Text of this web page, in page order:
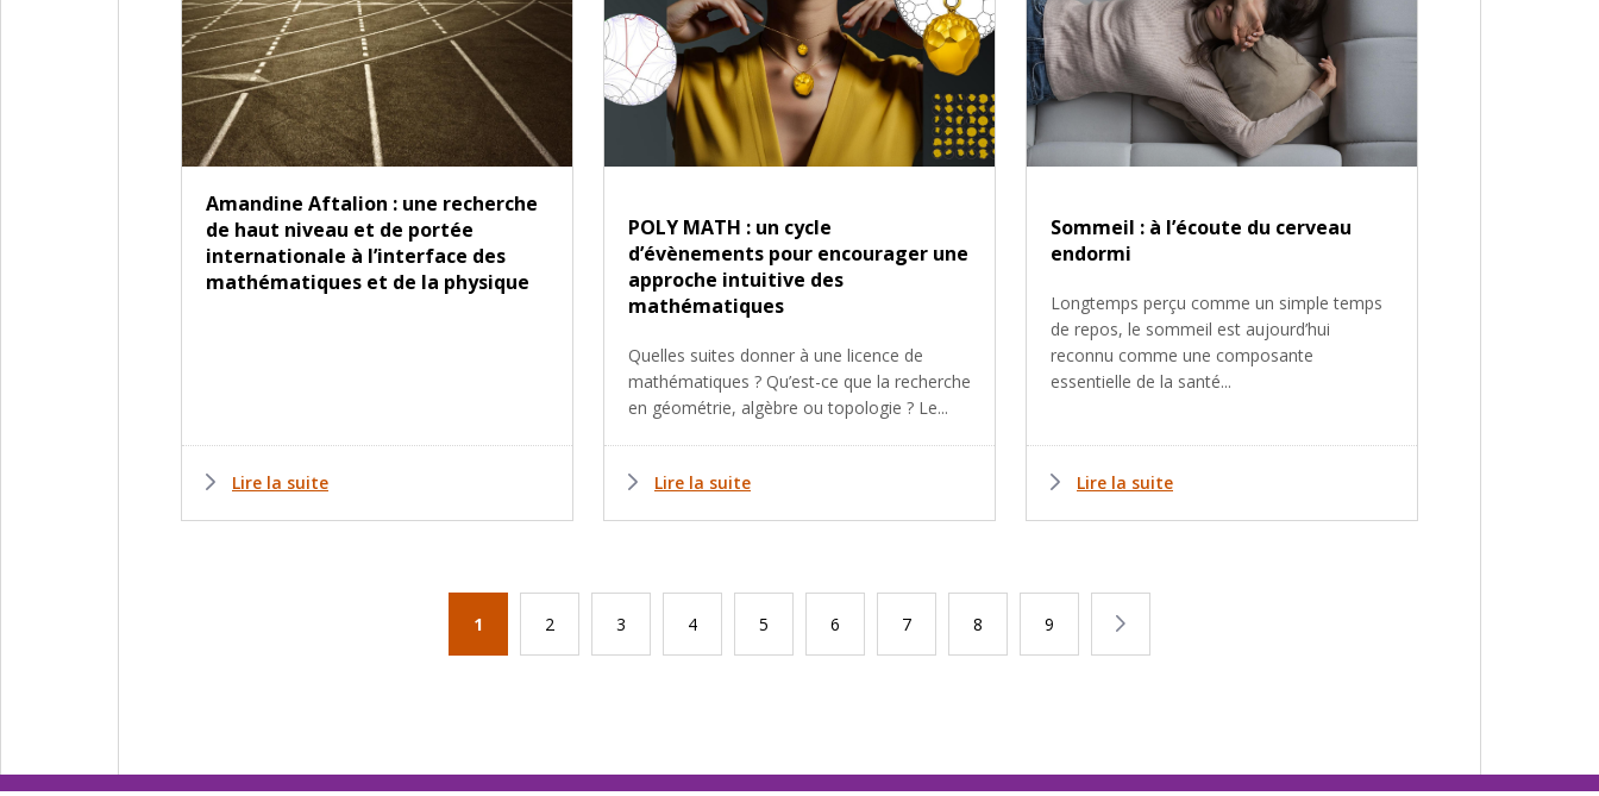
Amandine Aftalion : une recherche
de haut niveau et de portée
internationale à l’interface des
mathématiques et de la physique
Lire la suite
POLY MATH : un cycle
d’évènements pour encourager une
approche intuitive des
mathématiques
Quelles suites donner à une licence de
mathématiques ? Qu’est-ce que la recherche
en géométrie, algèbre ou topologie ? Le...
Lire la suite
Sommeil : à l’écoute du cerveau
endormi
Longtemps perçu comme un simple temps
de repos, le sommeil est aujourd’hui
reconnu comme une composante
essentielle de la santé...
Lire la suite
Page
1 Page
2 Page
3 Page
4 Page
5 Page
6 Page
7 Page
8 Page
9